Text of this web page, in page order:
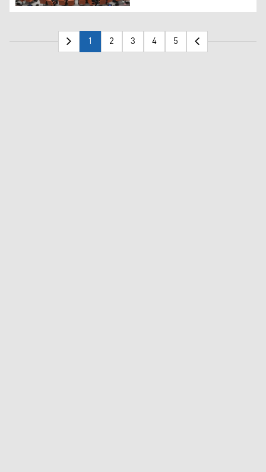
Pêşniyaza projeyasaya "Yasaya Çarçoveyê" ji bo îmzeyê
1 2 3 4 5